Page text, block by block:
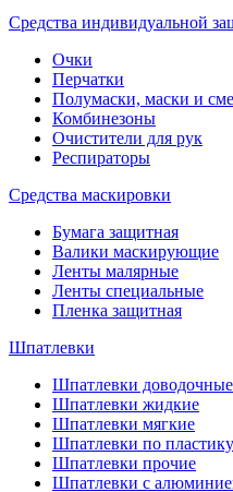
Средства индивидуальной
Очки
Перчатки
Полумаски, маски и
Комбинезоны
Очистители для рук
Респираторы
Средства маскировки
Бумага защитная
Валики маскирующие
Ленты малярные
Ленты специальные
Пленка защитная
Шпатлевки
Шпатлевки доводочные
Шпатлевки жидкие
Шпатлевки мягкие
Шпатлевки по пластику
Шпатлевки прочие
Шпатлевки с